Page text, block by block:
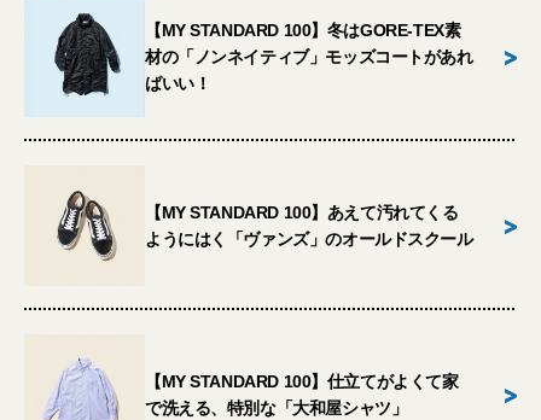
【MY STANDARD 100】冬はGORE-TEX素
材の「ノンネイティブ」モッズコートがあれ
ばいい！
>
【MY STANDARD 100】あえて汚れてくる
ようにはく「ヴァンズ」のオールドスクール
>
【MY STANDARD 100】仕立てがよくて家
で洗える、特別な「大和屋シャツ」
>